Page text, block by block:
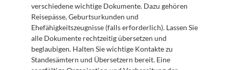
verschiedene wichtige Dokumente. Dazu gehören
Reisepässe, Geburtsurkunden und
Ehefähigkeitszeugnisse (falls erforderlich). Lassen Sie
alle Dokumente rechtzeitig übersetzen und
beglaubigen. Halten Sie wichtige Kontakte zu
Standesämtern und Übersetzern bereit. Eine